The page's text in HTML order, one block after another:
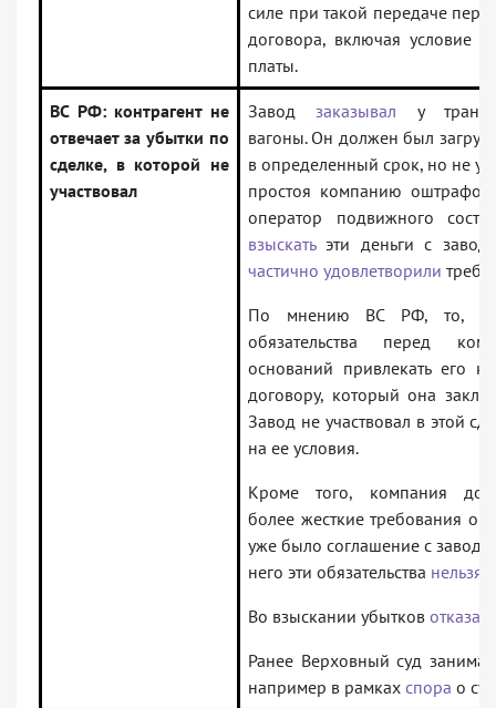
силе при такой передаче
договора, включая условие
платы.
ВС РФ: контрагент не
отвечает за убытки по
сделке, в которой не
участвовал
Заводзаказывал у
вагоны. Он должен был
в определенный срок, но не
простоя компанию
оператор подвижного
взыскатьэти деньги с
частично удовлетворили
По мнению ВС РФ, то,
обязательства перед
оснований привлекать его к
договору, который она
Завод не участвовал в этой
на ее условия.
Кроме того, компания
более жесткие требования
уже было соглашение с
него эти обязательства нельзя
Во взыскании убытков
Ранее Верховный суд
например в рамках спора о